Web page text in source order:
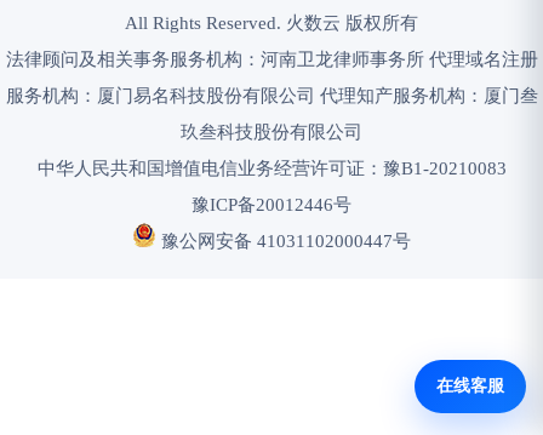
在线客服
All Rights Reserved. 火数云 版权所有
法律顾问及相关事务服务机构：河南卫龙律师事务所 代理域名注册
服务机构：厦门易名科技股份有限公司 代理知产服务机构：厦门叁
玖叁科技股份有限公司
中华人民共和国增值电信业务经营许可证：豫B1-20210083
豫ICP备20012446号
豫公网安备 41031102000447号